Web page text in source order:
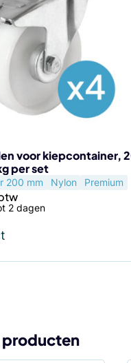
voor kiepcontainer,
per set
200 mm Nylon Premium
2 dagen
producten